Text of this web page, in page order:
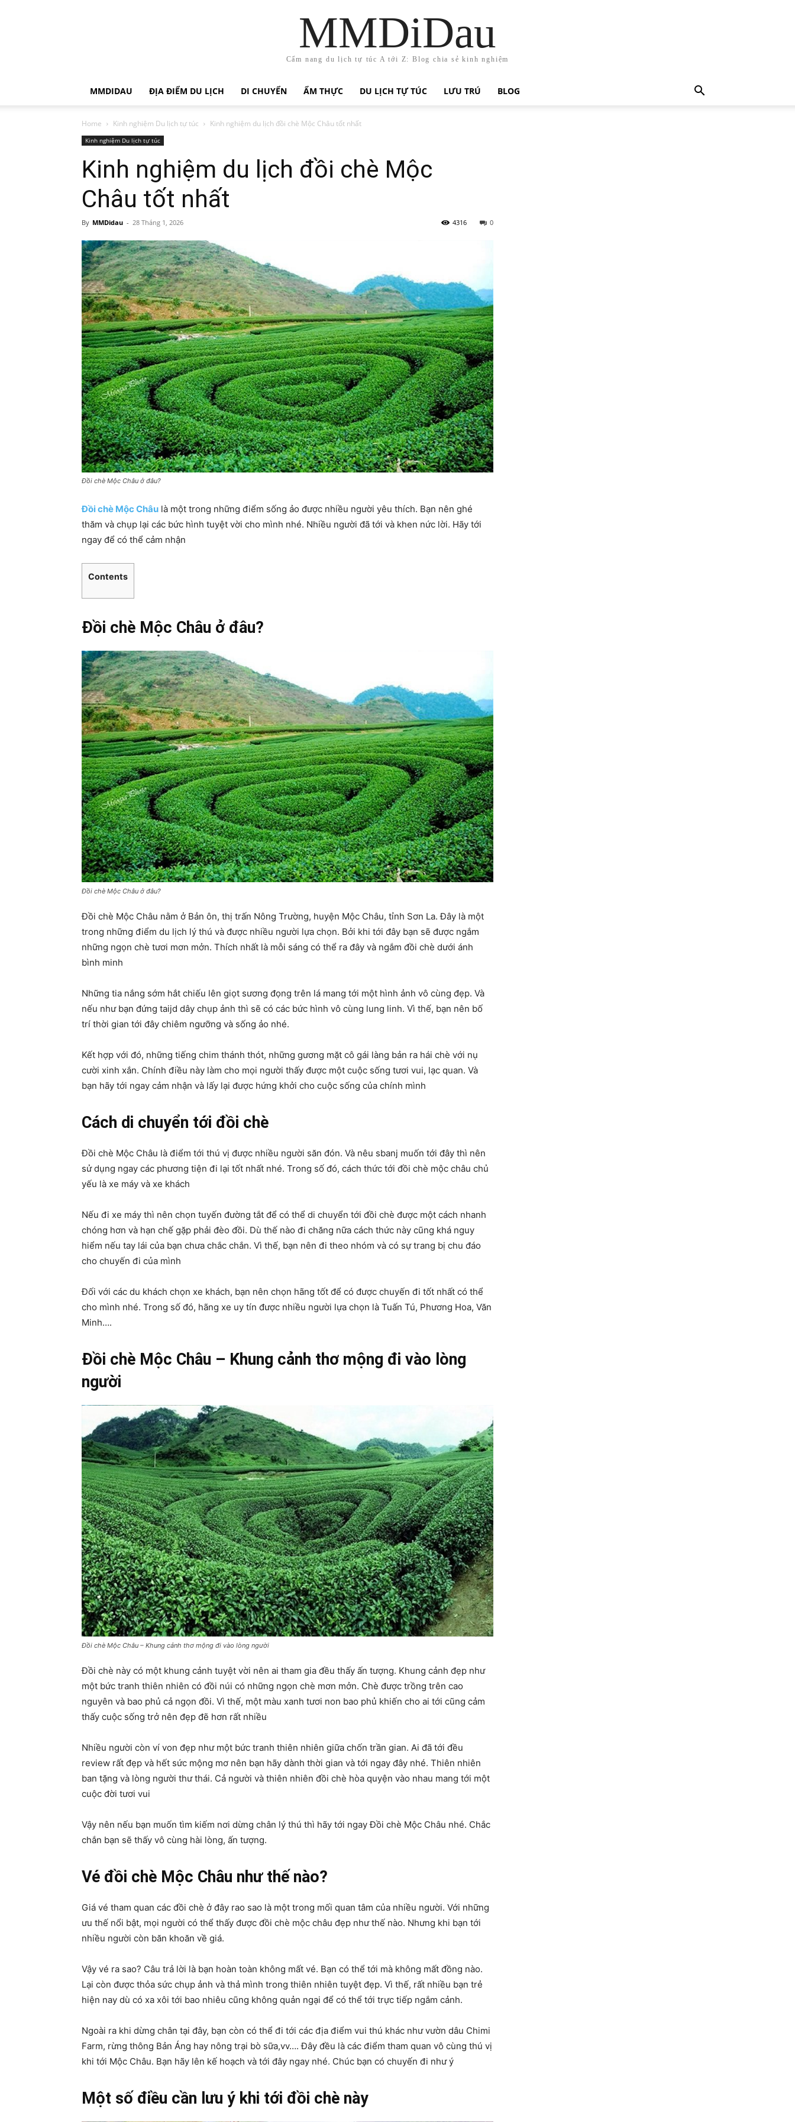
MMDiDau
Cẩm nang du lịch tự túc A tới Z: Blog chia sẻ kinh nghiệm
MMDIDAU ĐỊA ĐIỂM DU LỊCH DI CHUYỂN ẨM THỰC DU LỊCH TỰ TÚC LƯU TRÚ BLOG
Home Kinh nghiệm Du lịch tự túc Kinh nghiệm du lịch đồi chè Mộc Châu tốt nhất
Kinh nghiệm Du lịch tự túc
Kinh nghiệm du lịch đồi chè Mộc
Châu tốt nhất
By MMDidau - 28 Tháng 1, 2026 0
4316
Đồi chè Mộc Châu ở đâu?
Đồi chè Mộc Châu là một trong những điểm sống ảo được nhiều người yêu thích. Bạn nên ghé
thăm và chụp lại các bức hình tuyệt vời cho mình nhé. Nhiều người đã tới và khen nức lời. Hãy tới
ngay để có thể cảm nhận
Contents
Đồi chè Mộc Châu ở đâu?
Đồi chè Mộc Châu ở đâu?
Đồi chè Mộc Châu nằm ở Bản ôn, thị trấn Nông Trường, huyện Mộc Châu, tỉnh Sơn La. Đây là một
trong những điểm du lịch lý thú và được nhiều người lựa chọn. Bởi khi tới đây bạn sẽ được ngắm
những ngọn chè tươi mơn mởn. Thích nhất là mỗi sáng có thể ra đây và ngắm đồi chè dưới ánh
bình minh
Những tia nắng sớm hắt chiếu lên giọt sương đọng trên lá mang tới một hình ảnh vô cùng đẹp. Và
nếu như bạn đứng taijd dây chụp ảnh thì sẽ có các bức hình vô cùng lung linh. Vì thế, bạn nên bố
trí thời gian tới đây chiêm ngưỡng và sống ảo nhé.
Kết hợp với đó, những tiếng chim thánh thót, những gương mặt cô gái làng bản ra hái chè với nụ
cười xinh xắn. Chính điều này làm cho mọi người thấy được một cuộc sống tươi vui, lạc quan. Và
bạn hãy tới ngay cảm nhận và lấy lại được hứng khởi cho cuộc sống của chính mình
Cách di chuyển tới đồi chè
Đồi chè Mộc Châu là điểm tới thú vị được nhiều người săn đón. Và nêu sbanj muốn tới đây thì nên
sử dụng ngay các phương tiện đi lại tốt nhất nhé. Trong số đó, cách thức tới đồi chè mộc châu chủ
yếu là xe máy và xe khách
Nếu đi xe máy thì nên chọn tuyến đường tắt để có thể di chuyển tới đồi chè được một cách nhanh
chóng hơn và hạn chế gặp phải đèo đồi. Dù thế nào đi chăng nữa cách thức này cũng khá nguy
hiểm nếu tay lái của bạn chưa chắc chắn. Vì thế, bạn nên đi theo nhóm và có sự trang bị chu đáo
cho chuyến đi của mình
Đối với các du khách chọn xe khách, bạn nên chọn hãng tốt để có được chuyến đi tốt nhất có thể
cho mình nhé. Trong số đó, hãng xe uy tín được nhiều người lựa chọn là Tuấn Tú, Phương Hoa, Văn
Minh….
Đồi chè Mộc Châu – Khung cảnh thơ mộng đi vào lòng
người
Đồi chè Mộc Châu – Khung cảnh thơ mộng đi vào lòng người
Đồi chè này có một khung cảnh tuyệt vời nên ai tham gia đều thấy ấn tượng. Khung cảnh đẹp như
một bức tranh thiên nhiên có đồi núi có những ngọn chè mơn mởn. Chè được trồng trên cao
nguyên và bao phủ cả ngọn đồi. Vì thế, một màu xanh tươi non bao phủ khiến cho ai tới cũng cảm
thấy cuộc sống trở nên đẹp đẽ hơn rất nhiều
Nhiều người còn ví von đẹp như một bức tranh thiên nhiên giữa chốn trần gian. Ai đã tới đều
review rất đẹp và hết sức mộng mơ nên bạn hãy dành thời gian và tới ngay đây nhé. Thiên nhiên
ban tặng và lòng người thư thái. Cả người và thiên nhiên đồi chè hòa quyện vào nhau mang tới một
cuộc đời tươi vui
Vậy nên nếu bạn muốn tìm kiếm nơi dừng chân lý thú thì hãy tới ngay Đồi chè Mộc Châu nhé. Chắc
chắn bạn sẽ thấy vô cùng hài lòng, ấn tượng.
Vé đồi chè Mộc Châu như thế nào?
Giá vé tham quan các đồi chè ở đây rao sao là một trong mối quan tâm của nhiều người. Với những
ưu thế nổi bật, mọi người có thể thấy được đồi chè mộc châu đẹp như thế nào. Nhưng khi bạn tới
nhiều người còn băn khoăn về giá.
Vậy vé ra sao? Câu trả lời là bạn hoàn toàn không mất vé. Bạn có thể tới mà không mất đồng nào.
Lại còn được thỏa sức chụp ảnh và thả mình trong thiên nhiên tuyệt đẹp. Vì thế, rất nhiều bạn trẻ
hiện nay dù có xa xôi tới bao nhiêu cũng không quản ngại để có thể tới trực tiếp ngắm cảnh.
Ngoài ra khi dừng chân tại đây, bạn còn có thể đi tới các địa điểm vui thú khác như vườn dâu Chimi
Farm, rừng thông Bản Áng hay nông trại bò sữa,vv…. Đây đều là các điểm tham quan vô cùng thú vị
khi tới Mộc Châu. Bạn hãy lên kế hoạch và tới đây ngay nhé. Chúc bạn có chuyến đi như ý
Một số điều cần lưu ý khi tới đồi chè này